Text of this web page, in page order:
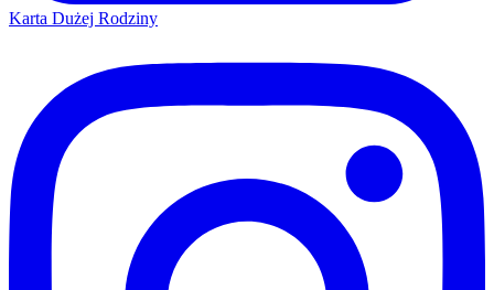
Karta Dużej Rodziny